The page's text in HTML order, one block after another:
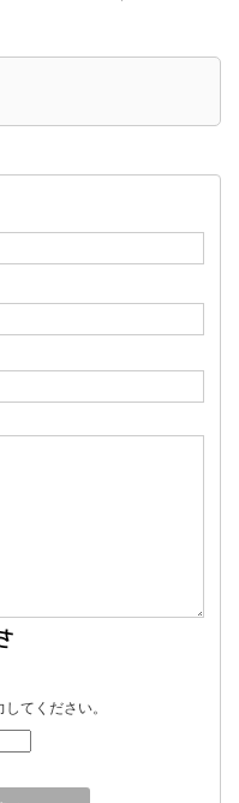
てください。